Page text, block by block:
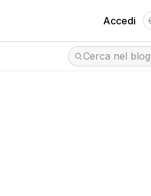
Accedi